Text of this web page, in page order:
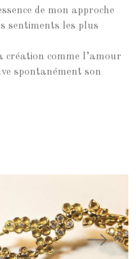
de mon approche
sentiments les plus
création comme l’amour
spontanément son